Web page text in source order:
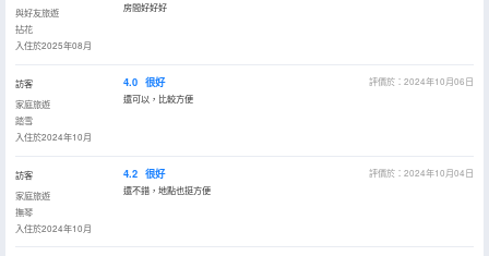
與好友旅遊
拈花
入住於2025年08月
房間好好好
訪客
家庭旅遊
踏雪
入住於2024年10月
4.0 很好
評價於：2024年10月06日
還可以，比較方便
訪客
家庭旅遊
撫琴
入住於2024年10月
4.2 很好
評價於：2024年10月04日
還不錯，地點也挺方便